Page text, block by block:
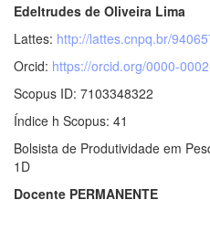
Edeltrudes de Oliveira Lima
Lattes: http://lattes.cnpq.br/
Orcid: https://orcid.org/0000-
Scopus ID: 7103348322
Índice h Scopus: 41
Bolsista de Produtividade em
1D
Docente PERMANENTE